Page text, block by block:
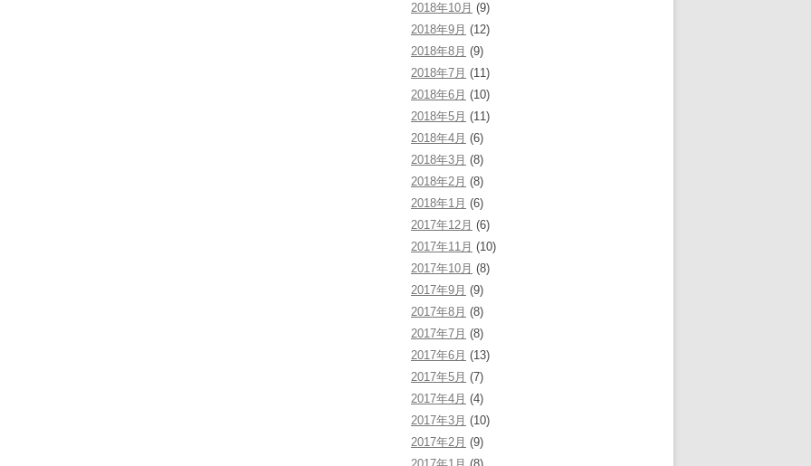
2018年10月 (9)
2018年9月 (12)
2018年8月 (9)
2018年7月 (11)
2018年6月 (10)
2018年5月 (11)
2018年4月 (6)
2018年3月 (8)
2018年2月 (8)
2018年1月 (6)
2017年12月 (6)
2017年11月 (10)
2017年10月 (8)
2017年9月 (9)
2017年8月 (8)
2017年7月 (8)
2017年6月 (13)
2017年5月 (7)
2017年4月 (4)
2017年3月 (10)
2017年2月 (9)